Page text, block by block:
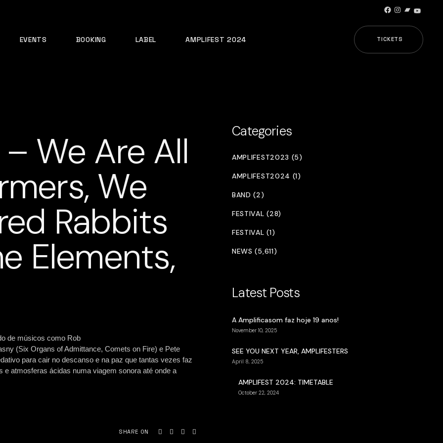
Facebook
Instagram
Bandcamp
EVENTS BOOKING LABEL AMPLIFEST 2024 TICKETS
We Are All
We
Rabbits
Elements,
de músicos como Rob
(Six Organs of Admittance, Comets on Fire) e Pete
para cair no descanso e na paz que tantas vezes faz
atmosferas ácidas numa viagem sonora até onde a
SHARE ON
Categories
AMPLIFEST2023 (5)
AMPLIFEST2024 (1)
BAND (2)
FESTIVAL (28)
FESTIVAL (1)
NEWS (5,611)
Latest Posts
A Amplificasom faz hoje 19 anos!
November 10, 2025
SEE YOU NEXT YEAR, AMPLIFESTERS
April 8, 2025
AMPLIFEST 2024: TIMETABLE
October 22, 2024